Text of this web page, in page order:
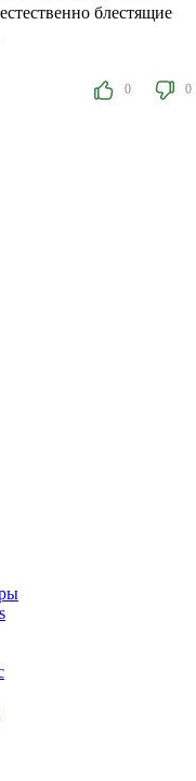
блестящие
0 0